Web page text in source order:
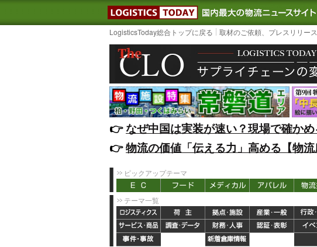
LOGISTICS TODAY｜国内
LogisticsToday総合トップに戻る 取材のご依頼、プレスリリー
👉️なぜ中国は実装が速い？現場で確か
👉️物流の価値「伝える力」高める【物
ピックアップテーマ
テーマ一覧